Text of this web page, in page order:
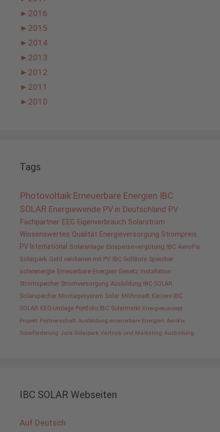
► 2016
► 2015
► 2014
► 2013
► 2012
► 2011
► 2010
Tags
Photovoltaik Erneuerbare Energien IBC
SOLAR Energiewende PV in Deutschland PV
Fachpartner EEG Eigenverbrauch Solarstrom
Wissenswertes Qualität Energieversorgung Strompreis
PV International Solaranlage Einspeisevergütung IBC AeroFix
Solarpark Geld verdienen mit PV IBC SolStore Speicher
solarenergie Erneuerbare Energien Gesetz Installation
Stromspeicher Stromversorgung Ausbildung IBC SOLAR
Solarspeicher Montagesystem Solar Möhrstedt Karriere IBC
SOLAR EEG-Umlage Portfolio IBC Solarmarkt Energiekonzept
Projekt Partnerschaft Ausbildung erneuerbare Energien AeroFix
Solarförderung Jura Solarpark Vertrieb und Marketing Ausbildung
IBC SOLAR Webseiten
Auf Deutsch